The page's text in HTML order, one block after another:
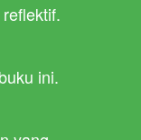
ini.